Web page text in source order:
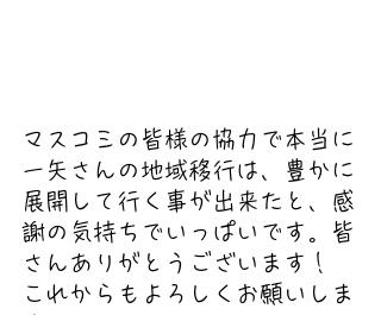
マスコミの皆様の協力で本当に
一矢さんの地域移行は、豊かに
展開して行く事が出来たと、感
謝の気持ちでいっぱいです。皆
さんありがとうございます！
これからもよろしくお願いしま